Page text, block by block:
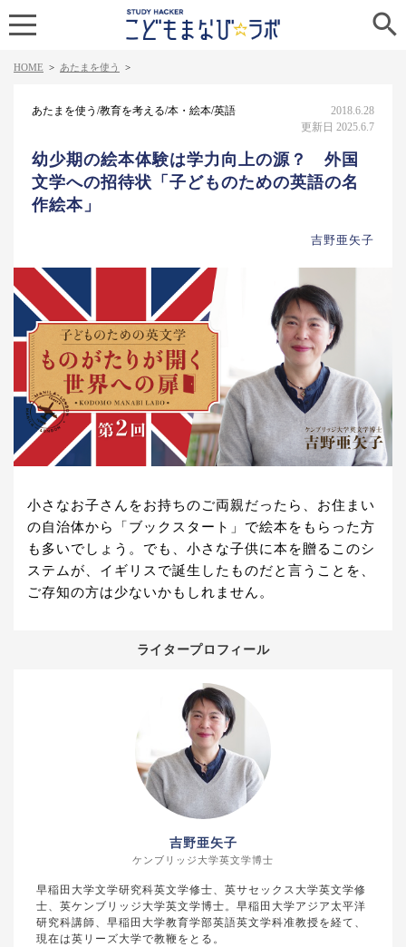

HOME > あたまを使う >
あたまを使う/教育を考える/本・絵本/英語
2018.6.28
更新日 2025.6.7
幼少期の絵本体験は学力向上の源？ 外国
文学への招待状「子どものための英語の名
作絵本」
吉野亜矢子
小さなお子さんをお持ちのご両親だったら、お住まい
の自治体から「ブックスタート」で絵本をもらった方
も多いでしょう。でも、小さな子供に本を贈るこのシ
ステムが、イギリスで誕生したものだと言うことを、
ご存知の方は少ないかもしれません。
ライタープロフィール
吉野亜矢子
ケンブリッジ大学英文学博士
早稲田大学文学研究科英文学修士、英サセックス大学英文学修
士、英ケンブリッジ大学英文学博士。早稲田大学アジア太平洋
研究科講師、早稲田大学教育学部英語英文学科准教授を経て、
現在は英リーズ大学で教鞭をとる。